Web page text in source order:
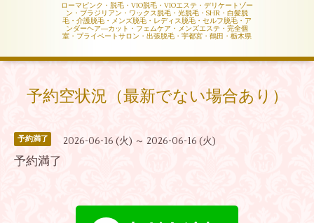
ローマピンク・脱毛・VIO脱毛・VIOエステ・デリケートゾー
ン・ブラジリアン・ワックス脱毛・光脱毛・SHR・白髪脱
毛・介護脱毛・メンズ脱毛・レディス脱毛・セルフ脱毛・ア
ンダーヘア―カット・フェムケア・メンズエステ・完全個
室・プライベートサロン・出張脱毛・宇都宮・鶴田・栃木県
予約空状況（最新でない場合あり）
予約満了 2026-06-16 (火) ～ 2026-06-16 (火)
予約満了